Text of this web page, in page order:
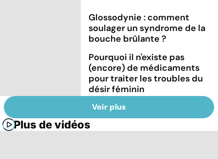
Glossodynie : comment
soulager un syndrome de la
bouche brûlante ?
Pourquoi il n'existe pas
(encore) de médicaments
pour traiter les troubles du
désir féminin
Voir plus
Plus de vidéos